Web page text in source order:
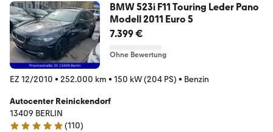
BMW 523i F11 Touring Leder Pano
Modell 2011 Euro 5
7.399 €
Ohne Bewertung
EZ 12/2010 • 252.000 km • 150 kW (204 PS) • Benzin
Autocenter Reinickendorf
13409 BERLIN
(110)